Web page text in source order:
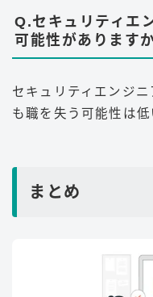
Q.セキュリティエ
可能性があります
セキュリティエンジ
も職を失う可能性は
まとめ